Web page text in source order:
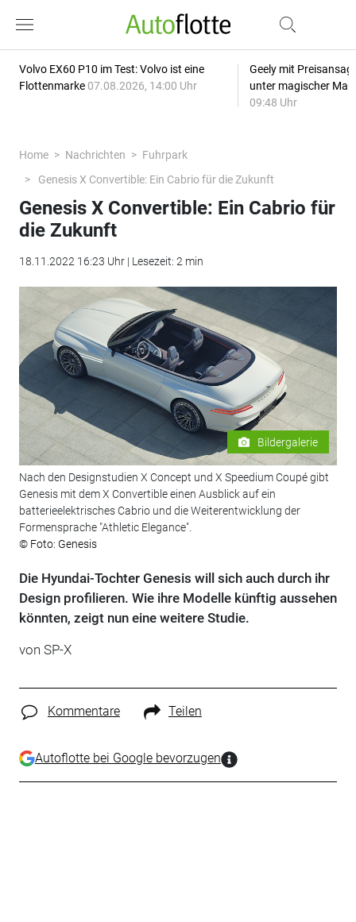
Volvo EX60 P10 im Test: Volvo ist eine
Flottenmarke 07.08.2026, 14:00 Uhr
Geely mit
unter magischer
09:48 Uhr
Home Nachrichten
Fuhrpark
Genesis X Convertible: Ein Cabrio für die Zukunft
Genesis X Convertible: Ein Cabrio für
die Zukunft
18.11.2022 16:23 Uhr | Lesezeit: 2 min
Bildergalerie
Nach den Designstudien X Concept und X Speedium Coupé gibt
Genesis mit dem X Convertible einen Ausblick auf ein
batterieelektrisches Cabrio und die Weiterentwicklung der
Formensprache "Athletic Elegance".
© Foto: Genesis
Die Hyundai-Tochter Genesis will sich auch durch ihr
Design profilieren. Wie ihre Modelle künftig aussehen
könnten, zeigt nun eine weitere Studie.
von SP-X
Kommentare Teilen
Autoflotte bei Google bevorzugen